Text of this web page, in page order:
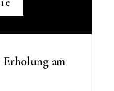
Erholung am